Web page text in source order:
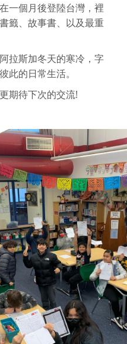
一個月後登陸台灣，裡
籤、故事書、以及最重
拉斯加冬天的寒冷，字
此的日常生活。
期待下次的交流!